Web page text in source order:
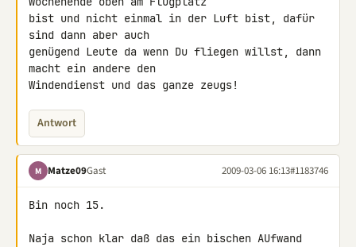
bist und nicht einmal in der Luft bist, dafür
sind dann aber auch
genügend Leute da wenn Du fliegen willst, dann
macht ein andere den
Windendienst und das ganze zeugs!
Antwort
M Matze09Gast 2009-03-06 16:13#1183746
Bin noch 15.
Naja schon klar daß das ein bischen AUfwand